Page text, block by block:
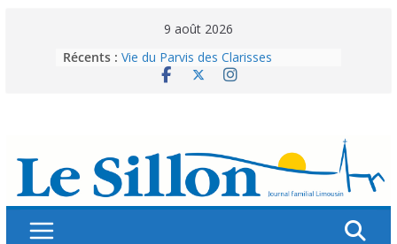
9 août 2026
Récents : Vie du Parvis des Clarisses
La brochure « Des vacances
Splendeurs murales de nos églises
Abonnez-vous ! Réabonnez-vous !